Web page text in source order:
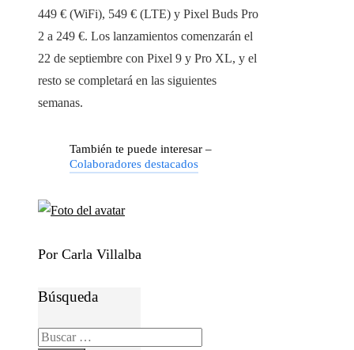
449 € (WiFi), 549 € (LTE) y Pixel Buds Pro
2 a 249 €. Los lanzamientos comenzarán el
22 de septiembre con Pixel 9 y Pro XL, y el
resto se completará en las siguientes
semanas.
También te puede interesar –
Colaboradores destacados
Por Carla Villalba
Búsqueda
Buscar: